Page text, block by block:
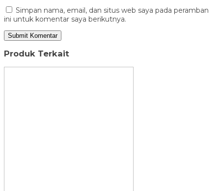
Simpan nama, email, dan situs web saya pada peramban
ini untuk komentar saya berikutnya.
Produk Terkait